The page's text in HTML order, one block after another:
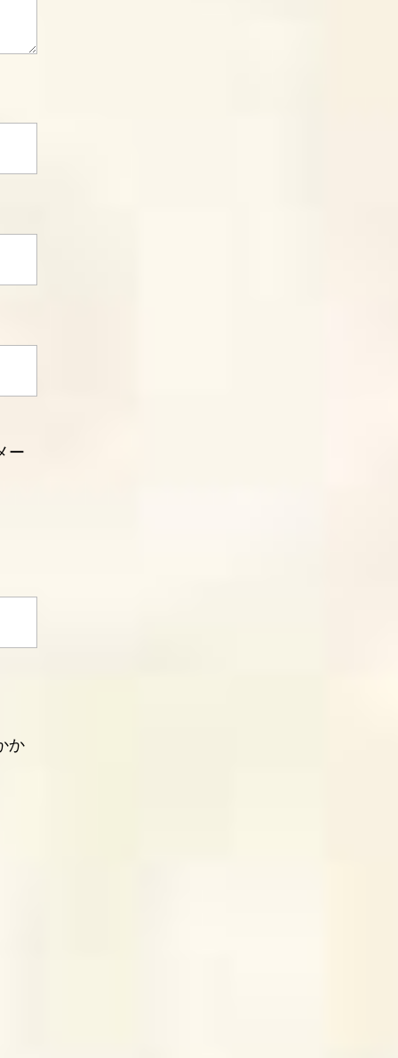
ー
か